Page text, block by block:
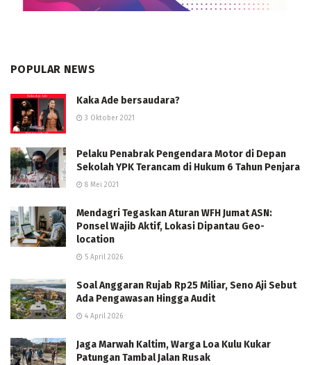
POPULAR NEWS
Kaka Ade bersaudara?
3 Oktober 2021
Pelaku Penabrak Pengendara Motor di Depan
Sekolah YPK Terancam di Hukum 6 Tahun Penjara
8 Mei 2021
Mendagri Tegaskan Aturan WFH Jumat ASN:
Ponsel Wajib Aktif, Lokasi Dipantau Geo-
location
5 April 2026
Soal Anggaran Rujab Rp25 Miliar, Seno Aji Sebut
Ada Pengawasan Hingga Audit
4 April 2026
Jaga Marwah Kaltim, Warga Loa Kulu Kukar
Patungan Tambal Jalan Rusak